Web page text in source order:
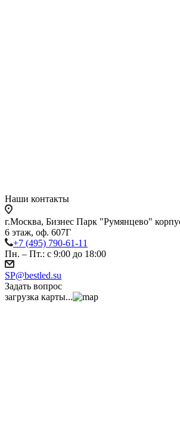
Наши контакты
г.Москва, Бизнес Парк "Румянцево"
6 этаж, оф. 607Г
+7 (495) 790-61-11
Пн. – Пт.: с 9:00 до 18:00
SP@bestled.su
Задать вопрос
загрузка карты...